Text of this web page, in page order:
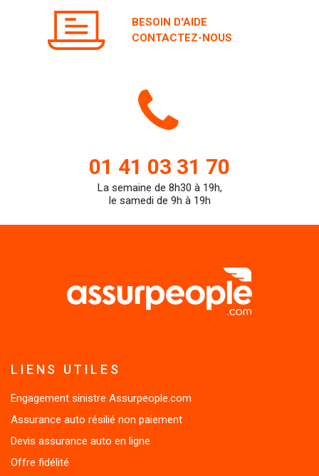
CONTACTEZ-NOUS
de
La semaine de 8h30 à 19h,
le samedi de 9h à 19h
Assurance auto résilié non paiement
Devis assurance auto en ligne
Offre fidélité
Avis Clients Assurpeople.com